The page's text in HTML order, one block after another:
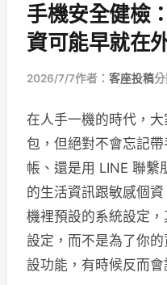
手機安全健檢
資可能早就在
2026/7/7作者： 客座投稿分
在人手一機的時代，
包，但絕對不會忘記
帳、還是用 LINE 聯繫
的生活資訊跟敏感個
機裡預設的系統設定
設定，而不是為了你
設功能，有時候反而會